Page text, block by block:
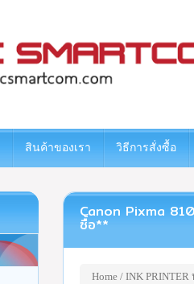
สินค้าของเรา วิธีการสั่งซื้อ
Canon Pixma
ซื้อ**
Home/ INK